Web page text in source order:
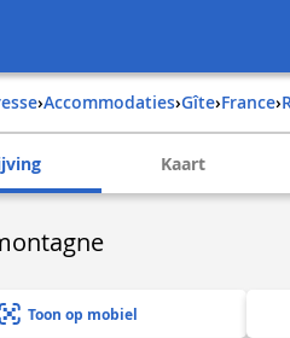
› Accommodaties› Gîte› france›
Kaart
Toon op mobiel